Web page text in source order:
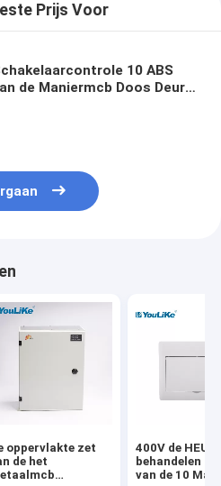
Prijs Voor
10 ABS
de Maniermcb Doos Deur
oppervlakte zet
de het
400V de
behandelen
van de 10